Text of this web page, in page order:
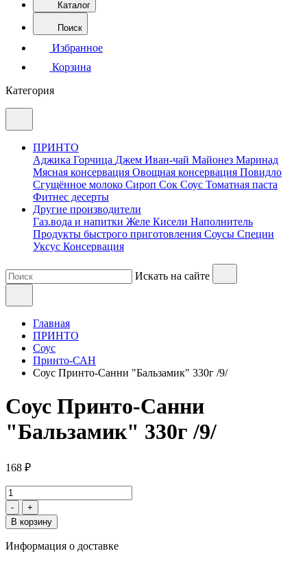
Каталог
Поиск
Избранное
Корзина
Категория
ПРИНТО
Аджика Горчица Джем Иван-чай Майонез Маринад
Мясная консервация Овощная консервация Повидло
Сгущённое молоко Сироп Сок Соус Томатная паста
Фитнес десерты
Другие производители
Газ.вода и напитки Желе Кисели Наполнитель
Продукты быстрого приготовления Соусы Специи
Уксус Консервация
Искать на сайте
Главная
ПРИНТО
Соус
Принто-САН
Соус Принто-Санни "Бальзамик" 330г /9/
Соус Принто-Санни
"Бальзамик" 330г /9/
168 ₽
-
+
В корзину
Информация о доставке